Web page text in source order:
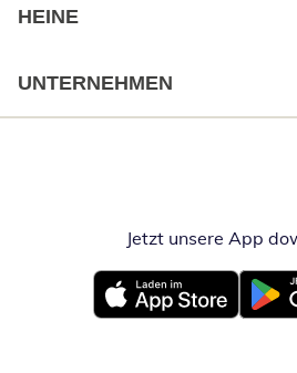
HEINE
UNTERNEHMEN
Jetzt unsere App
Öffnet in neuem Fenster
Öffnet